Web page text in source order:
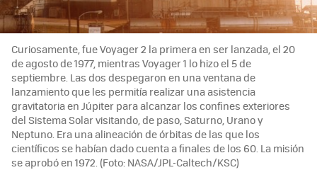
Curiosamente, fue Voyager 2 la primera en ser lanzada, el 20
de agosto de 1977, mientras Voyager 1 lo hizo el 5 de
septiembre. Las dos despegaron en una ventana de
lanzamiento que les permitía realizar una asistencia
gravitatoria en Júpiter para alcanzar los confines exteriores
del Sistema Solar visitando, de paso, Saturno, Urano y
Neptuno. Era una alineación de órbitas de las que los
científicos se habían dado cuenta a finales de los 60. La misión
se aprobó en 1972. (Foto: NASA/JPL-Caltech/KSC)